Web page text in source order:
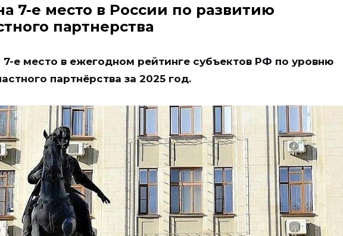
7-е место в России по развитию
партнерства
е место в ежегодном рейтинге субъектов РФ по уровню
партнёрства за 2025 год.